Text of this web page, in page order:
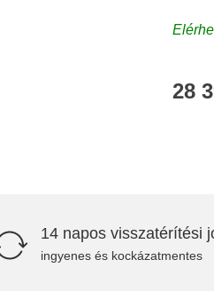
28
14 napos visszatérítési
ingyenes és kockázatmentes